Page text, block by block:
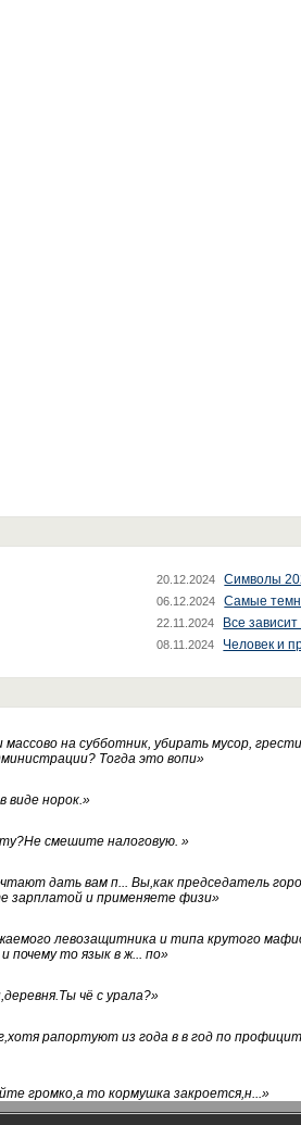
20.12.2024 Символы
06.12.2024 Самые
22.11.2024 Все
08.11.2024 Человек и
на субботник, убирать мусор,
Тогда это вопи»
виде норок.»
смешите налоговую. »
дать вам п... Вы,как председатель
зарплатой и применяете физи»
левозащитника и типа крутого
почему то язык в ж... по»
чё с урала?»
рапортуют из года в в год по
громко,а то кормушка закроется,н...»